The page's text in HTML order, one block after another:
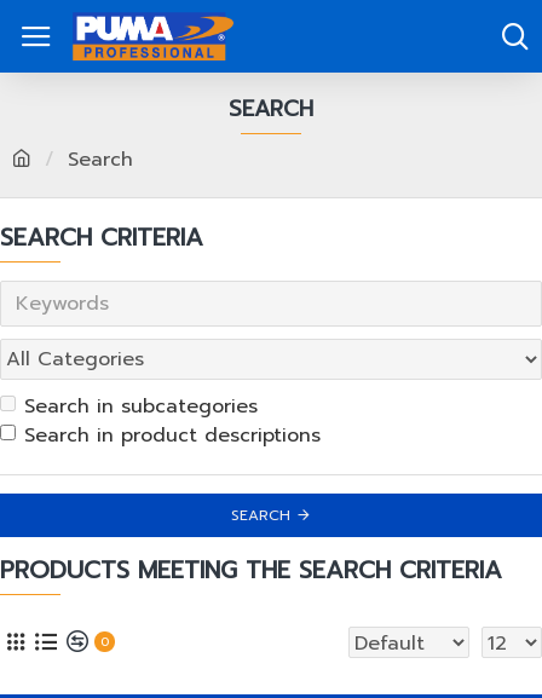
Search
SEARCH
SEARCH CRITERIA
Search in subcategories
Search in product descriptions
SEARCH
PRODUCTS MEETING THE SEARCH CRITERIA
0